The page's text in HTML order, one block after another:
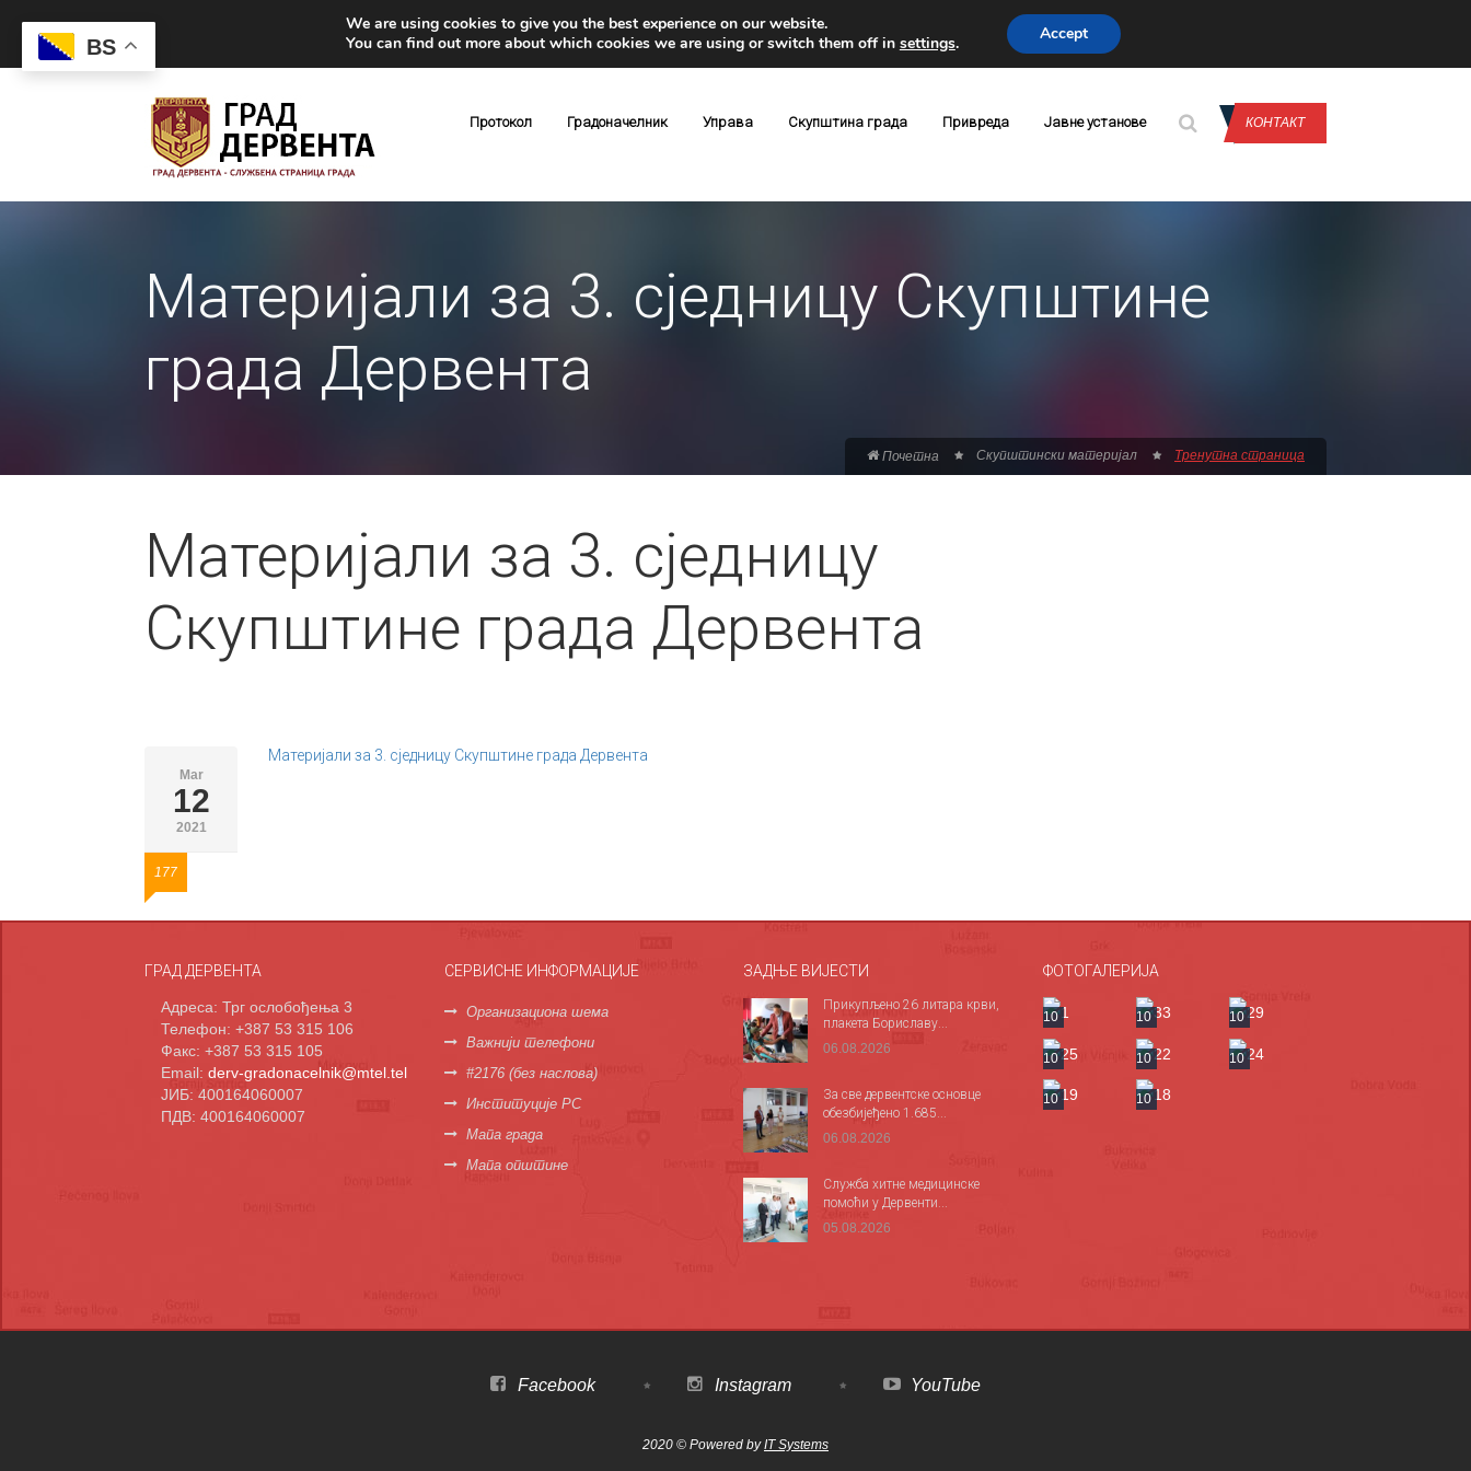
Протокол Градоначелник Управа Скупштина града Привреда Јавне установе КОНТАКТ
Материјали за 3. сједницу Скупштине
града Дервента
Почетна Скупштински материјал Тренутна страница
Материјали за 3. сједницу
Скупштине града Дервента
Mar
12
2021
177
Материјали за 3. сједницу Скупштине града Дервента
ГРАД ДЕРВЕНТА
Адреса: Трг ослобођења 3
Телефон: +387 53 315 106
Факс: +387 53 315 105
Email: derv-gradonacelnik@mtel.tel
ЈИБ: 400164060007
ПДВ: 400164060007
СЕРВИСНЕ ИНФОРМАЦИЈЕ
Организациона шема
Важнији телефони
#2176 (без наслова)
Институције РС
Мапа града
Мапа општине
ЗАДЊЕ ВИЈЕСТИ
Прикупљено 26 литара крви,
плакета Бориславу...
06.08.2026
За све дервентске основце
обезбијеђено 1.685...
06.08.2026
Служба хитне медицинске
помоћи у Дервенти...
05.08.2026
ФОТОГАЛЕРИЈА
10 10 10
10 10 10
10 10
Facebook Instagram YouTube
2020 © Powered byIT Systems
BS
We are using cookies to give you the best experience on our website.
You can find out more about which cookies we are using or switch them off in settings. Accept